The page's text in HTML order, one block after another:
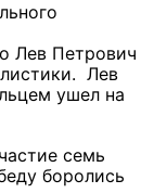
Лев Петрович
Лев
ушел на
семь
боролись